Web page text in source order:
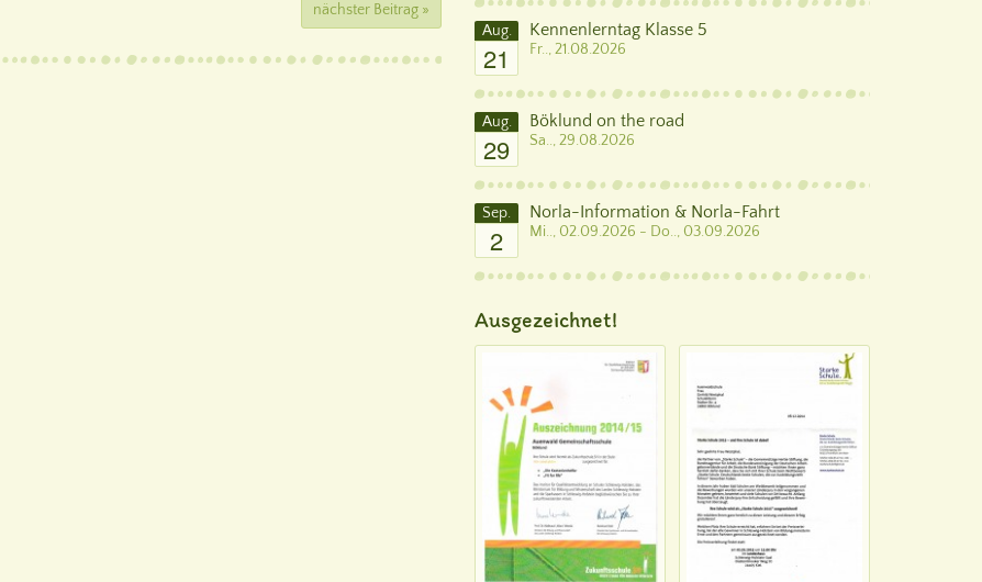
nächster Beitrag »
Aug.
21
Kennenlerntag Klasse 5
Fr.., 21.08.2026
Aug.
29
Böklund on the road
Sa.., 29.08.2026
Sep.
2
Norla-Information & Norla-Fahrt
Mi.., 02.09.2026 - Do.., 03.09.2026
Ausgezeichnet!